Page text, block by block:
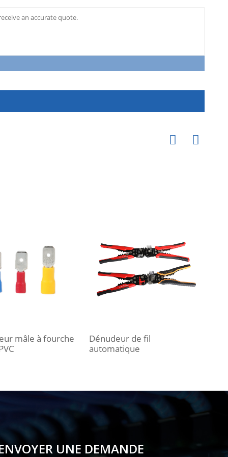
mâle à fourche
Dénudeur de fil
automatique
UNE DEMANDE